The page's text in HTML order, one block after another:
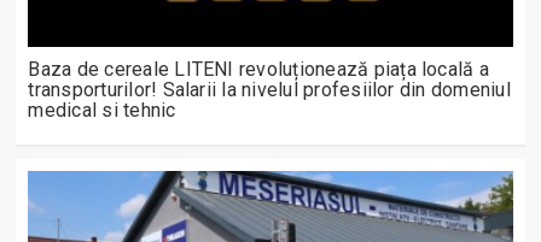
Baza de cereale LITENI revoluționează piața locală a
transporturilor! Salarii la nivelul profesiilor din domeniul
medical si tehnic